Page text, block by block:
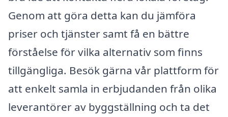
Genom att göra detta kan du jämföra
priser och tjänster samt få en bättre
förståelse för vilka alternativ som finns
tillgängliga. Besök gärna vår plattform för
att enkelt samla in erbjudanden från olika
leverantörer av byggställning och ta det